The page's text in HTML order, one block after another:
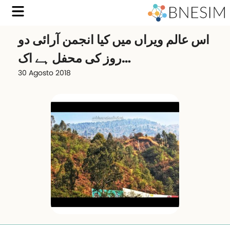
اس عالم ویراں میں کیا انجمن آرائی دو
روز کی محفل ہے اک…
30 Agosto 2018